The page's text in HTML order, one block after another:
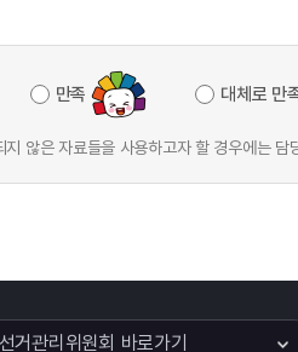
만족 대체로 만
지 않은 자료들을 사용하고자 할 경우에는
거관리위원회 바로가기